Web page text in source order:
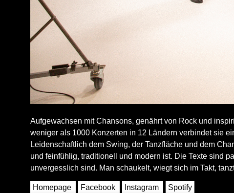
Aufgewachsen mit Chansons, genährt von Rock und
weniger als 1000 Konzerten in 12 Ländern verbindet sie
Leidenschaftlich dem Swing, der Tanzfläche und dem
und feinfühlig, traditionell und modern ist. Die Texte sind
unvergesslich sind. Man schaukelt, wiegt sich im Takt,
Homepage Facebook Instagram Spotify